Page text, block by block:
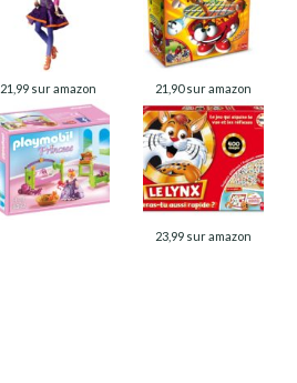
21,99 sur amazon 21,90 sur amazon
23,99 sur amazon